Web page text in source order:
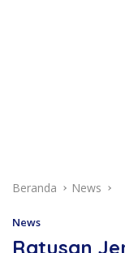
Beranda News
News
Ratusan